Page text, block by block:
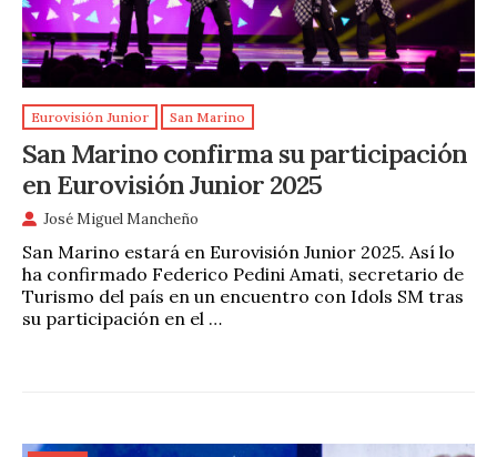
Eurovisión Junior San Marino
San Marino confirma su participación
en Eurovisión Junior 2025
José Miguel Mancheño
San Marino estará en Eurovisión Junior 2025. Así lo
ha confirmado Federico Pedini Amati, secretario de
Turismo del país en un encuentro con Idols SM tras
su participación en el …